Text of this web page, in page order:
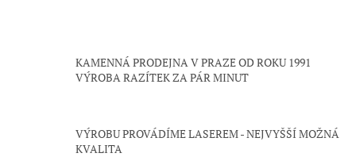
KAMENNÁ PRODEJNA V PRAZE OD ROKU 1991
VÝROBA RAZÍTEK ZA PÁR MINUT
VÝROBU PROVÁDÍME LASEREM - NEJVYŠŠÍ MOŽNÁ
KVALITA